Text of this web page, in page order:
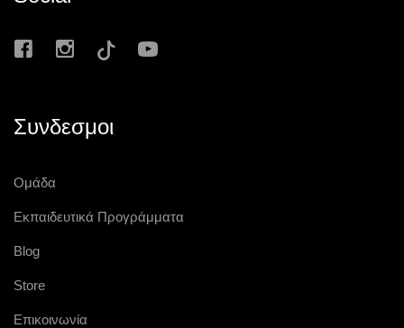
Συνδεσμοι
Ομάδα
Εκπαιδευτικά Προγράμματα
Blog
Store
Επικοινωνία